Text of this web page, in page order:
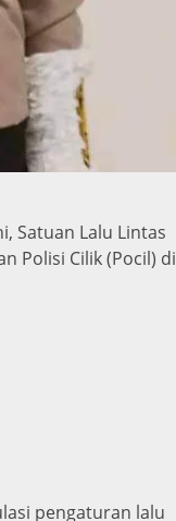
Satuan Lalu Lintas
Polisi Cilik (Pocil) di
pengaturan lalu